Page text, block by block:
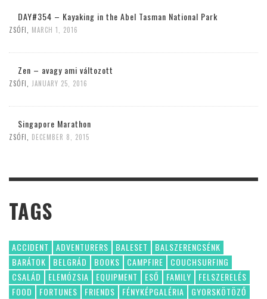
DAY#354 – Kayaking in the Abel Tasman National Park
ZSÓFI, MARCH 1, 2016
Zen – avagy ami változott
ZSÓFI, JANUARY 25, 2016
Singapore Marathon
ZSÓFI, DECEMBER 8, 2015
TAGS
ACCIDENT ADVENTURERS BALESET
BALSZERENCSÉNK
BARÁTOK
BELGRÁD BOOKS CAMPFIRE
COUCHSURFING
CSALÁD
ELEMÓZSIA EQUIPMENT ESŐ FAMILY
FELSZERELÉS
FOOD
FORTUNES FRIENDS FÉNYKÉPGALÉRIA
GYORSKÖTÖZŐ